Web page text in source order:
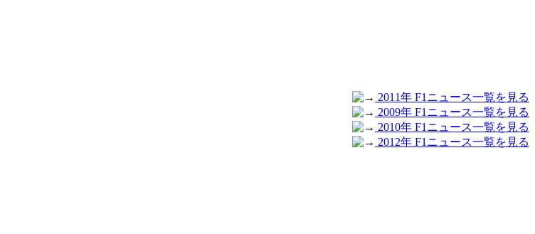
2011年 F1ニュース一覧を見る
2009年 F1ニュース一覧を見る
2010年 F1ニュース一覧を見る
2012年 F1ニュース一覧を見る